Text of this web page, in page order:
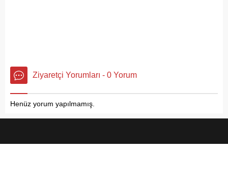
Ziyaretçi Yorumları - 0 Yorum
Henüz yorum yapılmamış.